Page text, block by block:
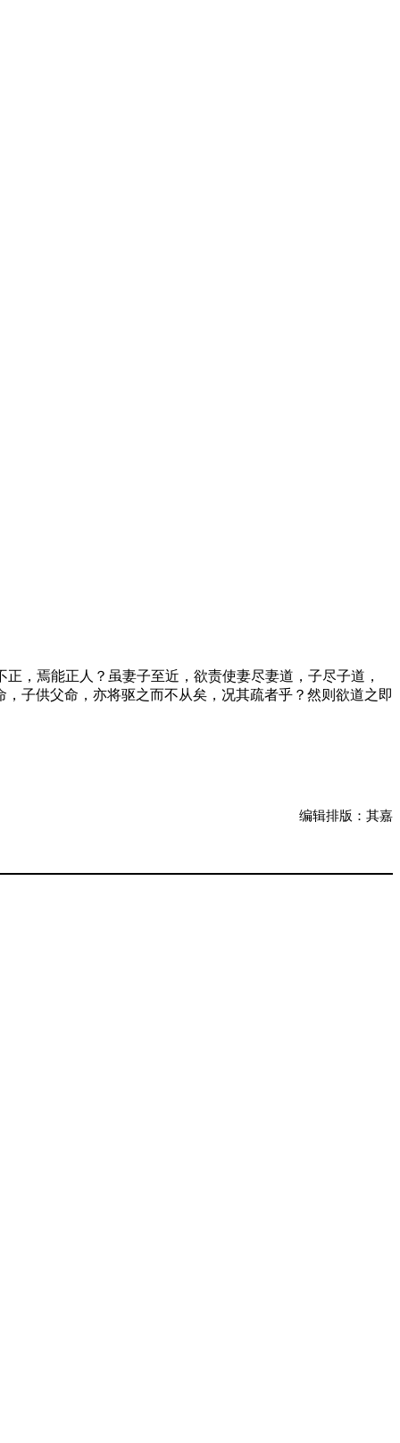
，焉能正人？虽妻子至近，欲责使妻尽妻道，子尽子道，
子供父命，亦将驱之而不从矣，况其疏者乎？然则欲道之即
编辑排版：其嘉